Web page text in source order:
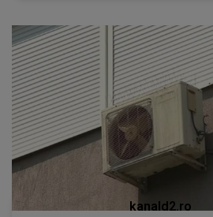
kanald2.ro